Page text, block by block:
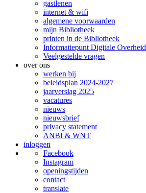
gastlenen
internet & wifi
algemene voorwaarden
mijn Bibliotheek
printen in de Bibliotheek
Informatiepunt Digitale Overheid
Veelgestelde vragen
over ons
werken bij
beleidsplan 2024-2027
jaarverslag 2025
vacatures
nieuws
nieuwsbrief
privacy statement
ANBI & WNT
inloggen
Facebook
Instagram
openingstijden
contact
translate